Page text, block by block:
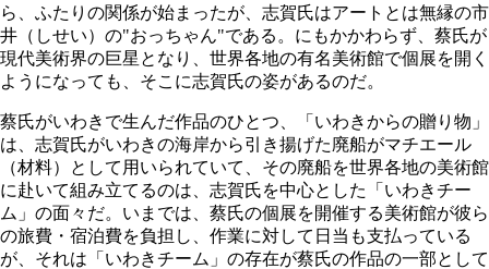
ら、ふたりの関係が始まったが、志賀氏はアートとは無縁の市
井（しせい）の"おっちゃん"である。にもかかわらず、蔡氏が
現代美術界の巨星となり、世界各地の有名美術館で個展を開く
ようになっても、そこに志賀氏の姿があるのだ。
蔡氏がいわきで生んだ作品のひとつ、「いわきからの贈り物」
は、志賀氏がいわきの海岸から引き揚げた廃船がマチエール
（材料）として用いられていて、その廃船を世界各地の美術館
に赴いて組み立てるのは、志賀氏を中心とした「いわきチー
ム」の面々だ。いまでは、蔡氏の個展を開催する美術館が彼ら
の旅費・宿泊費を負担し、作業に対して日当も支払っている
が、それは「いわきチーム」の存在が蔡氏の作品の一部として